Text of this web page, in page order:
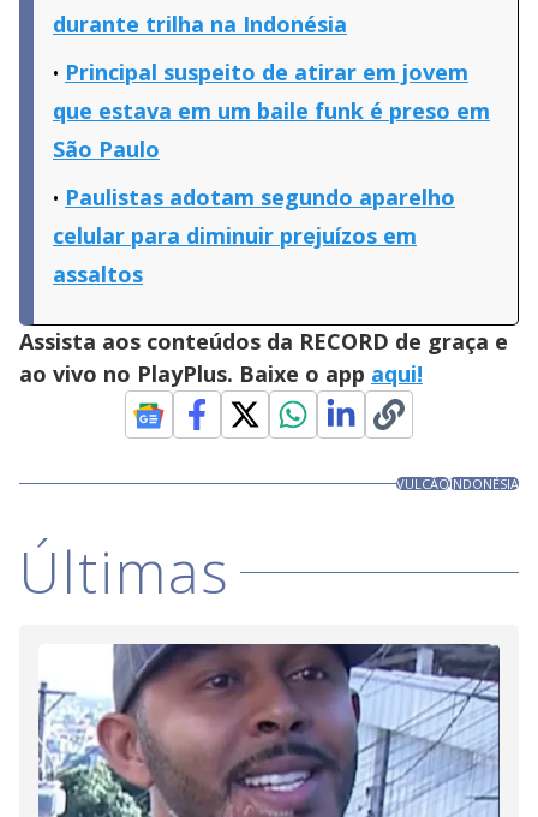
durante trilha na Indonésia
Principal suspeito de atirar em jovem
que estava em um baile funk é preso em
São Paulo
Paulistas adotam segundo aparelho
celular para diminuir prejuízos em
assaltos
Assista aos conteúdos da RECORD de graça e
ao vivo no PlayPlus. Baixe o app aqui!
VULCÃOINDONÉSIA
Últimas